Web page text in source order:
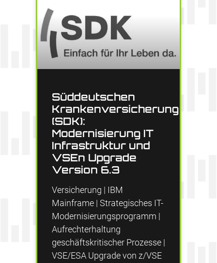
Süddeutschen
Krankenversicherung
(SDK):
Modernisierung IT
Infrastruktur und
VSEn Upgrade
Version 6.3
Versicherung | IBM
Mainframe | Strategisches IT-
Modernisierungsprogramm |
Aufrechterhaltung
geschäftskritischer Prozesse |
VSE/ESA Upgrade von z/VSE